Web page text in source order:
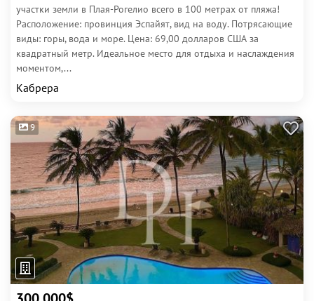
участки земли в Плая-Рогелио всего в 100 метрах от пляжа!
Расположение: провинция Эспайят, вид на воду. Потрясающие
виды: горы, вода и море. Цена: 69,00 долларов США за
квадратный метр. Идеальное место для отдыха и наслаждения
моментом,...
Кабрера
9